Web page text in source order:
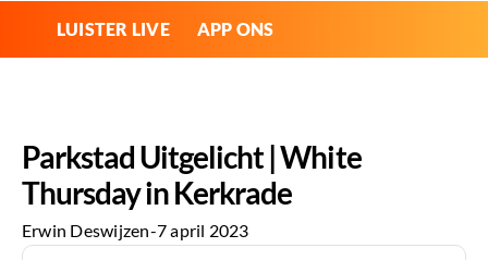
LUISTER LIVE APP ONS
Parkstad Uitgelicht | White
Thursday in Kerkrade
Erwin Deswijzen-7 april 2023